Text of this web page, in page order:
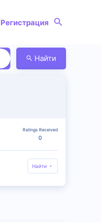
Регистрация
Найти
Ratings Received
0
Найти